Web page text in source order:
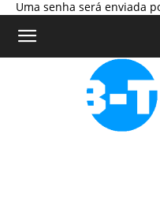
Uma senha será enviada